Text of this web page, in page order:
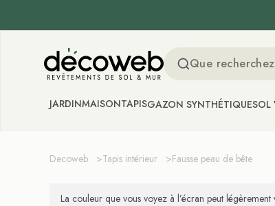
Decoweb
JARDINMAISONTAPISGAZON SYNTHÉTIQUESOL
Decoweb >Tapis intérieur >Fausse peau de bête
La couleur que vous voyez à l’écran peut